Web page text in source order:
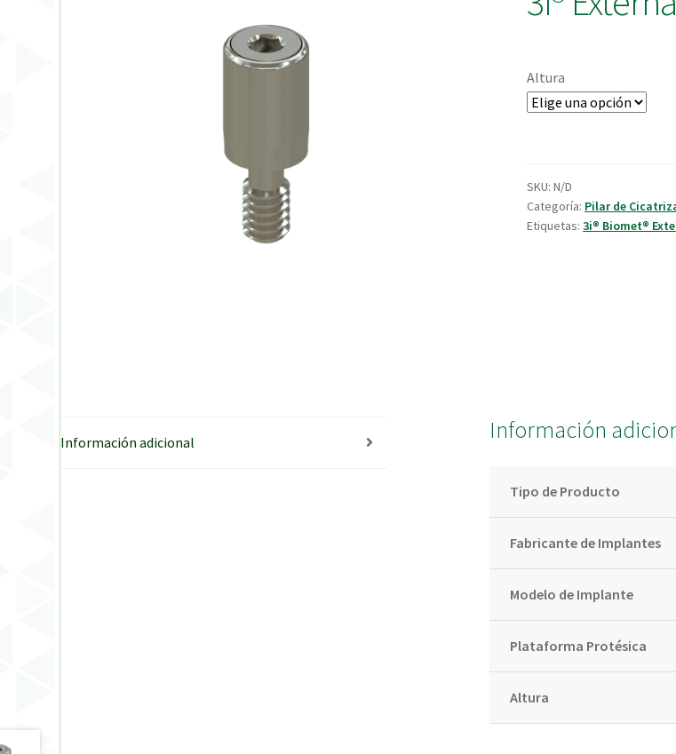
Altura
SKU:N/D
Categoría: Pilar de
Etiquetas:3i® Biomet®
Información adicional Información
Tipo de Producto
Fabricante de Implantes
Modelo de Implante
Plataforma Protésica
Altura